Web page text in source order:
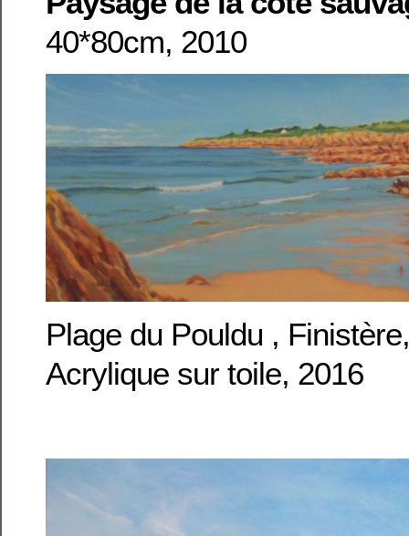
40*80cm, 2010
Plage du Pouldu ,
Acrylique sur toile, 2016